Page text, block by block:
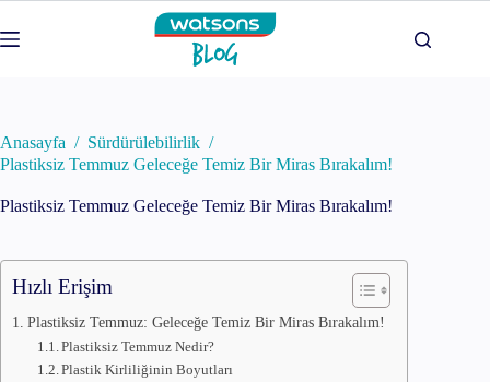
to
content
Anasayfa / Sürdürülebilirlik /
Plastiksiz Temmuz Geleceğe Temiz Bir Miras Bırakalım!
Plastiksiz Temmuz Geleceğe Temiz Bir Miras Bırakalım!
Hızlı Erişim
Plastiksiz Temmuz: Geleceğe Temiz Bir Miras Bırakalım!
Plastiksiz Temmuz Nedir?
Plastik Kirliliğinin Boyutları